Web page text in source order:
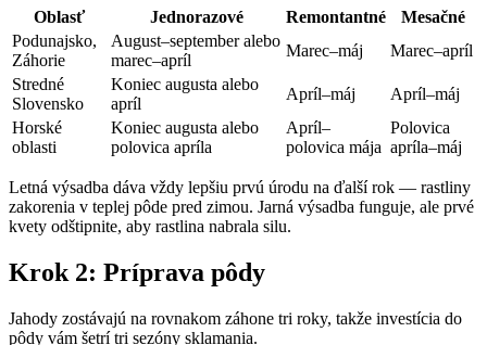
Oblasť Jednorazové Remontantné
Mesačné
Podunajsko,
Záhorie
August–september alebo
marec–apríl
Marec–máj
Marec–apríl
Stredné
Slovensko
Koniec augusta alebo
apríl
Apríl–máj
Apríl–máj
Horské
oblasti
Koniec augusta alebo
polovica apríla
Apríl–
polovica mája
Polovica
apríla–máj
Letná výsadba dáva vždy lepšiu prvú úrodu na ďalší rok — rastliny
zakorenia v teplej pôde pred zimou. Jarná výsadba funguje, ale prvé
kvety odštipnite, aby rastlina nabrala silu.
Krok 2: Príprava pôdy
Jahody zostávajú na rovnakom záhone tri roky, takže investícia do
pôdy vám šetrí tri sezóny sklamania.